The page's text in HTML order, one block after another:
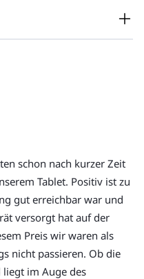
14 Teilnehmer:innen.
statt. Denken Sie bitte
bequeme Schuhe.
gleichzeitig spielen.
Tourbeginn zum
startet.
Touren erlaubt.
Sie uns an unter +49 30
schon nach kurzer Zeit
Tablet. Positiv ist zu
gut erreichbar war und
versorgt hat auf der
Preis wir waren als
nicht passieren. Ob die
liegt im Auge des